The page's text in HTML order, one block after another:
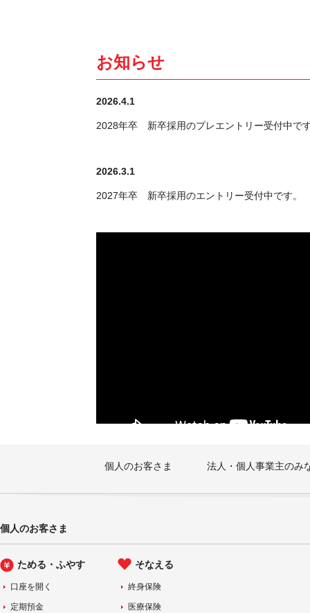
お知らせ
2026.4.1
2028年卒 新卒採用のプレエントリー受付中で
2026.3.1
2027年卒 新卒採用のエントリー受付中です。
個人のお客さま 法人・個人事業主のみ
個人のお客さま
ためる・ふやす
口座を開く
定期預金
そなえる
終身保険
医療保険